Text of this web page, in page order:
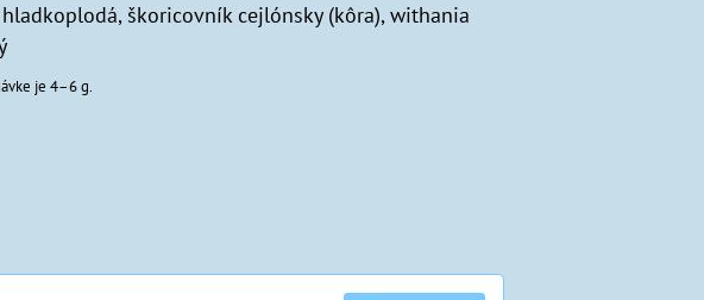
škoricovník cejlónsky (kôra), withania
je 4–6 g.